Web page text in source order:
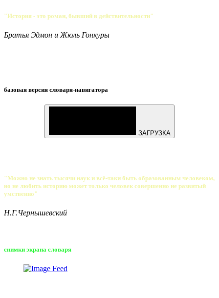
"История - это роман, бывший в действительности"
Братья Эдмон и Жюль Гонкуры
базовая версия словаря-навигатора
ЗАГРУЗКА
"Можно не знать тысячи наук и всё-таки быть образованным человеком,
но не любить историю может только человек совершенно не развитый
умственно"
Н.Г.Чернышевский
снимки экрана словаря